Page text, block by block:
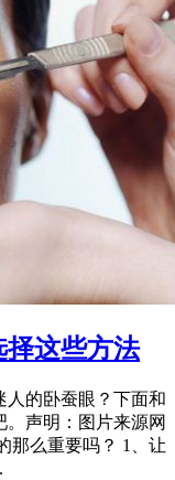
这些方法
人的卧蚕眼？下面和
声明：图片来源网
那么重要吗？ 1、让